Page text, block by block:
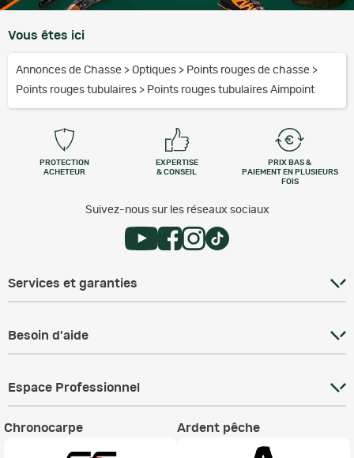
Vous êtes ici
Annonces de Chasse > Optiques > Points rouges de chasse >
Points rouges tubulaires > Points rouges tubulaires Aimpoint
PROTECTION
ACHETEUR
EXPERTISE
& CONSEIL
PRIX BAS &
PAIEMENT EN PLUSIEURS
FOIS
Suivez-nous sur les réseaux sociaux
Services et garanties
Besoin d'aide
Espace Professionnel
Chronocarpe Ardent pêche